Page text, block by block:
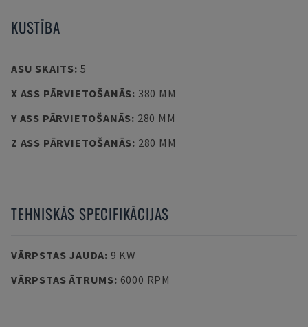
KUSTĪBA
ASU SKAITS: 5
X ASS PĀRVIETOŠANĀS: 380 MM
Y ASS PĀRVIETOŠANĀS: 280 MM
Z ASS PĀRVIETOŠANĀS: 280 MM
TEHNISKĀS SPECIFIKĀCIJAS
VĀRPSTAS JAUDA: 9 KW
VĀRPSTAS ĀTRUMS: 6000 RPM